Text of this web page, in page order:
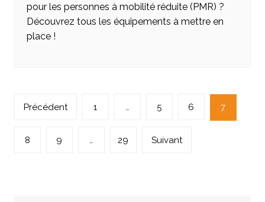
pour les personnes à mobilité réduite (PMR) ?
Découvrez tous les équipements à mettre en
place !
Navigation
articles
Précédent 1 … 5 6 7
8 9 … 29 Suivant